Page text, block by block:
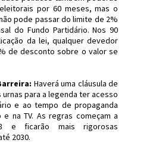
por 60 meses, mas o
pode passar do limite de 2%
do Fundo Partidário. Nos 90
da lei, qualquer devedor
de desconto sobre o valor se
Haverá uma cláusula de
para a legenda ter acesso
e ao tempo de propaganda
na TV. As regras começam a
e ficarão mais rigorosas
2030.